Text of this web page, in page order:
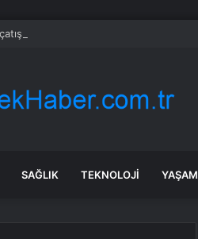
rağmen sabit kaldı
SAĞLIK TEKNOLOJI YAŞAM